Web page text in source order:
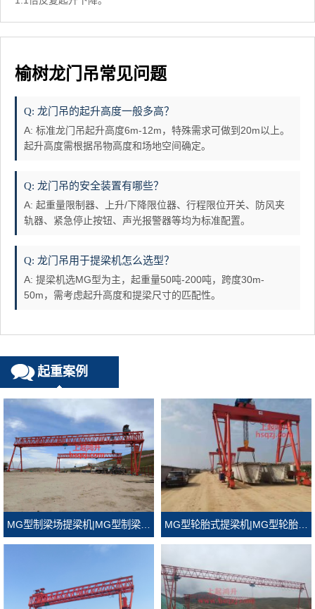
榆树龙门吊常见问题
Q: 龙门吊的起升高度一般多高？
A: 标准龙门吊起升高度6m-12m，特殊需求可做到20m以上。
起升高度需根据吊物高度和场地空间确定。
Q: 龙门吊的安全装置有哪些？
A: 起重量限制器、上升/下降限位器、行程限位开关、防风夹
轨器、紧急停止按钮、声光报警器等均为标准配置。
Q: 龙门吊用于提梁机怎么选型？
A: 提梁机选MG型为主，起重量50吨-200吨，跨度30m-
50m，需考虑起升高度和提梁尺寸的匹配性。
起重案例